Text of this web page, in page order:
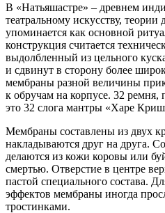
В «Натьяшастре» – древнем
театральному искусству,
упоминается как основной
конструкция считается
выдолбленный из цельного
и сдвинут в сторону более
мембраны разной величины
к обручам на корпусе. 32 ремня,
это 32 слога мантры «Харе
Мембраны составлены из двух
накладываются друг на друга.
делаются из кожи коровы или
смертью. Отверстие в центре
пастой специального состава.
эффектов мембраны иногда
тростинками.